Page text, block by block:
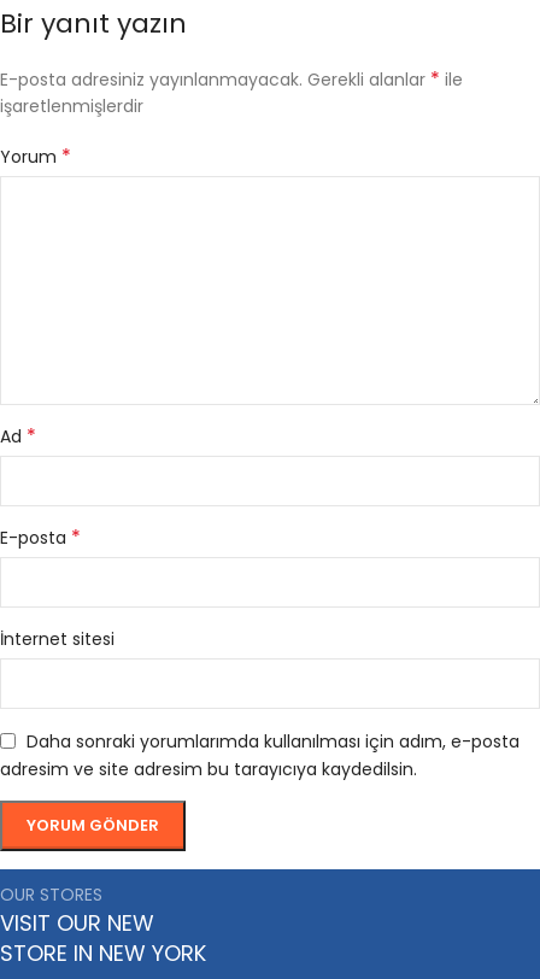
Bir yanıt yazın
E-posta adresiniz yayınlanmayacak. Gerekli alanlar * ile
işaretlenmişlerdir
Yorum *
Ad *
E-posta *
İnternet sitesi
Daha sonraki yorumlarımda kullanılması için adım, e-posta
adresim ve site adresim bu tarayıcıya kaydedilsin.
OUR STORES
VISIT OUR NEW
STORE IN NEW YORK